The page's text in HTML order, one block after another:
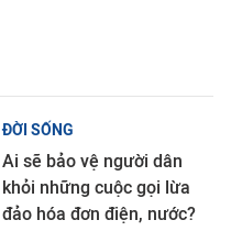
ĐỜI SỐNG
Ai sẽ bảo vệ người dân
khỏi những cuộc gọi lừa
đảo hóa đơn điện, nước?